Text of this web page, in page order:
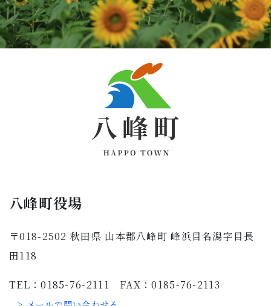
八峰町役場
〒018-2502 秋田県 山本郡八峰町 峰浜目名潟字目長
田118
TEL：0185-76-2111 FAX：0185-76-2113